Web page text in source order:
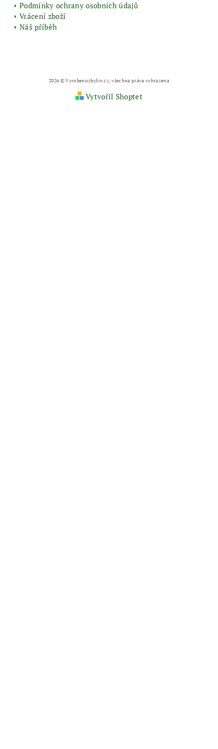
Podmínky ochrany osobních údajů
Vrácení zboží
Náš příběh
2026 © Vyrobenozbylin.cz, všechna práva vyhrazena
Vytvořil Shoptet